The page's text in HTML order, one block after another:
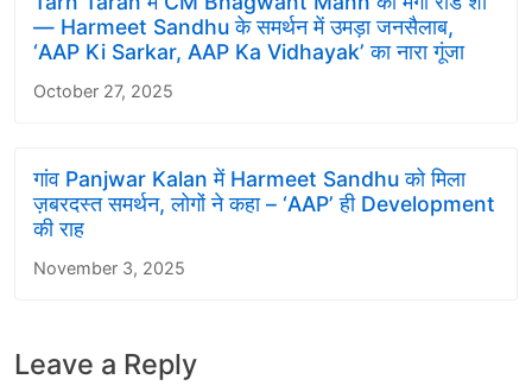
— Harmeet Sandhu के समर्थन में उमड़ा जनसैलाब,
‘AAP Ki Sarkar, AAP Ka Vidhayak’ का नारा गूंजा
October 27, 2025
गांव Panjwar Kalan में Harmeet Sandhu को मिला
ज़बरदस्त समर्थन, लोगों ने कहा – ‘AAP’ ही Development
की राह
November 3, 2025
Leave a Reply